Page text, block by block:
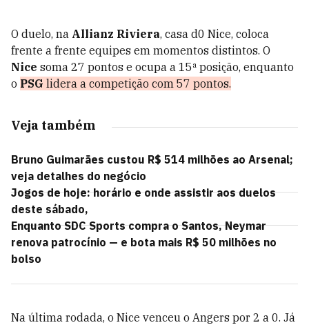
O duelo, na Allianz Riviera, casa d0 Nice, coloca
frente a frente equipes em momentos distintos. O
Nice soma 27 pontos e ocupa a 15ª posição, enquanto
o PSG lidera a competição com 57 pontos.
Veja também
Bruno Guimarães custou R$ 514 milhões ao Arsenal;
veja detalhes do negócio
Jogos de hoje: horário e onde assistir aos duelos
deste sábado,
Enquanto SDC Sports compra o Santos, Neymar
renova patrocínio — e bota mais R$ 50 milhões no
bolso
Na última rodada, o Nice venceu o Angers por 2 a 0. Já